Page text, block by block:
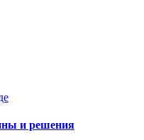
и решения